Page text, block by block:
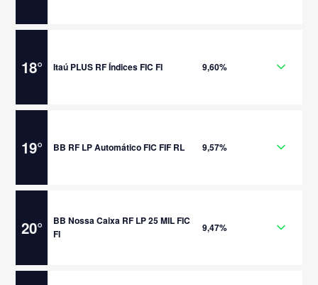
18° Itaú PLUS RF Índices FIC FI 9,60%
19° BB RF LP Automático FIC FIF RL 9,57%
20°
BB Nossa Caixa RF LP 25 MIL FIC
FI
9,47%